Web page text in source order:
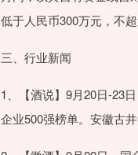
低于人民币300万元，不超
三、行业新闻
1、【酒说】9月20日-23
企业500强榜单。安徽古